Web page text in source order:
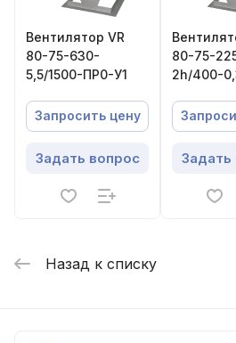
Вентилятор VR
80-75-630-
5,5/1500-ПР0-У1
Запросить цену
Задать вопрос
80-75-
2h/400-
Задать
Назад к списку